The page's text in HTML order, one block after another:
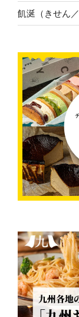
飢涎（きせん